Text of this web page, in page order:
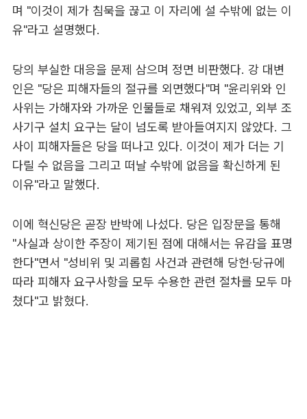
며 "이것이 제가 침묵을 끊고 이 자리에 설 수밖에 없는 이
유"라고 설명했다.
당의 부실한 대응을 문제 삼으며 정면 비판했다. 강 대변
인은 "당은 피해자들의 절규를 외면했다"며 "윤리위와 인
사위는 가해자와 가까운 인물들로 채워져 있었고, 외부 조
사기구 설치 요구는 달이 넘도록 받아들여지지 않았다. 그
사이 피해자들은 당을 떠나고 있다. 이것이 제가 더는 기
다릴 수 없음을 그리고 떠날 수밖에 없음을 확신하게 된
이유"라고 말했다.
이에 혁신당은 곧장 반박에 나섰다. 당은 입장문을 통해
"사실과 상이한 주장이 제기된 점에 대해서는 유감을 표명
한다"면서 "성비위 및 괴롭힘 사건과 관련해 당헌·당규에
따라 피해자 요구사항을 모두 수용한 관련 절차를 모두 마
쳤다"고 밝혔다.